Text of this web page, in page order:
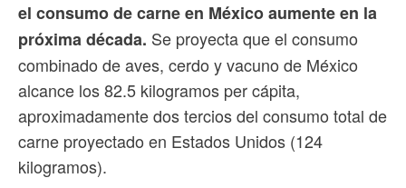
el consumo de carne en México aumente en la
próxima década. Se proyecta que el consumo
combinado de aves, cerdo y vacuno de México
alcance los 82.5 kilogramos per cápita,
aproximadamente dos tercios del consumo total de
carne proyectado en Estados Unidos (124
kilogramos).